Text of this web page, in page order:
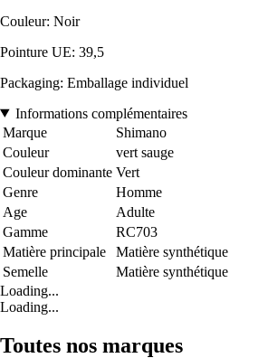
Couleur: Noir
Pointure UE: 39,5
Packaging: Emballage individuel
Informations complémentaires
Marque
Shimano
Couleur
vert sauge
Couleur dominante Vert
Genre
Homme
Age
Adulte
Gamme
RC703
Matière principale
Matière synthétique
Semelle
Matière synthétique
Loading...
Loading...
Toutes nos marques